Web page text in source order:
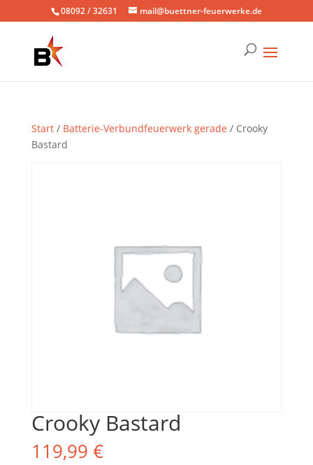
08092 / 32631 mail@buettner-feuerwerke.de
Start/ Batterie-Verbundfeuerwerk gerade / Crooky
Bastard
Crooky Bastard
119,99 €